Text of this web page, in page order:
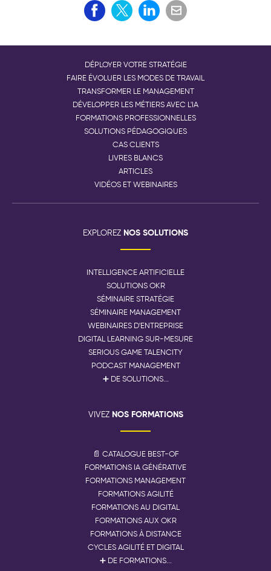
DÉPLOYER VOTRE STRATÉGIE
FAIRE ÉVOLUER LES MODES DE TRAVAIL
TRANSFORMER LE MANAGEMENT
DÉVELOPPER LES MÉTIERS AVEC L'IA
FORMATIONS PROFESSIONNELLES
SOLUTIONS PÉDAGOGIQUES
CAS CLIENTS
LIVRES BLANCS
ARTICLES
VIDÉOS ET WEBINAIRES
EXPLOREZ NOS SOLUTIONS
INTELLIGENCE ARTIFICIELLE
SOLUTIONS OKR
SÉMINAIRE STRATÉGIE
SÉMINAIRE MANAGEMENT
WEBINAIRES D'ENTREPRISE
DIGITAL LEARNING SUR-MESURE
SERIOUS GAME TALENCITY
PODCAST MANAGEMENT
➕ DE SOLUTIONS...
VIVEZ NOS FORMATIONS
📄 CATALOGUE BEST-OF
FORMATIONS IA GÉNÉRATIVE
FORMATIONS MANAGEMENT
FORMATIONS AGILITÉ
FORMATIONS AU DIGITAL
FORMATIONS AUX OKR
FORMATIONS À DISTANCE
CYCLES AGILITÉ ET DIGITAL
➕ DE FORMATIONS...